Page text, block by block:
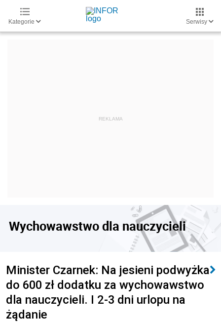
Kategorie Serwisy
Wychowawstwo dla nauczycieli
Minister Czarnek: Na jesieni podwyżka
do 600 zł dodatku za wychowawstwo
dla nauczycieli. I 2-3 dni urlopu na
żądanie